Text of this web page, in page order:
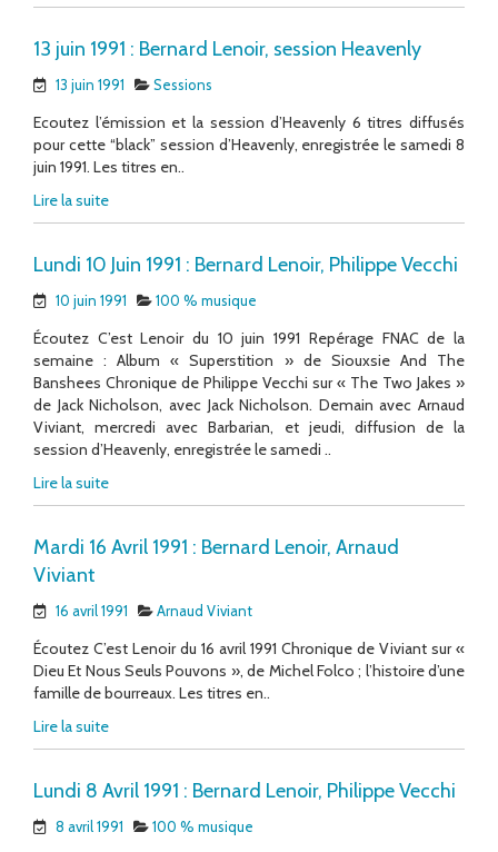
13 juin 1991 : Bernard Lenoir, session Heavenly
13 juin 1991 Sessions
Ecoutez l’émission et la session d’Heavenly 6 titres diffusés
pour cette “black” session d’Heavenly, enregistrée le samedi 8
juin 1991. Les titres en..
Lire la suite
Lundi 10 Juin 1991 : Bernard Lenoir, Philippe Vecchi
10 juin 1991 100 % musique
Écoutez C’est Lenoir du 10 juin 1991 Repérage FNAC de la
semaine : Album « Superstition » de Siouxsie And The
Banshees Chronique de Philippe Vecchi sur « The Two Jakes »
de Jack Nicholson, avec Jack Nicholson. Demain avec Arnaud
Viviant, mercredi avec Barbarian, et jeudi, diffusion de la
session d’Heavenly, enregistrée le samedi ..
Lire la suite
Mardi 16 Avril 1991 : Bernard Lenoir, Arnaud
Viviant
16 avril 1991 Arnaud Viviant
Écoutez C’est Lenoir du 16 avril 1991 Chronique de Viviant sur «
Dieu Et Nous Seuls Pouvons », de Michel Folco ; l’histoire d’une
famille de bourreaux. Les titres en..
Lire la suite
Lundi 8 Avril 1991 : Bernard Lenoir, Philippe Vecchi
8 avril 1991 100 % musique